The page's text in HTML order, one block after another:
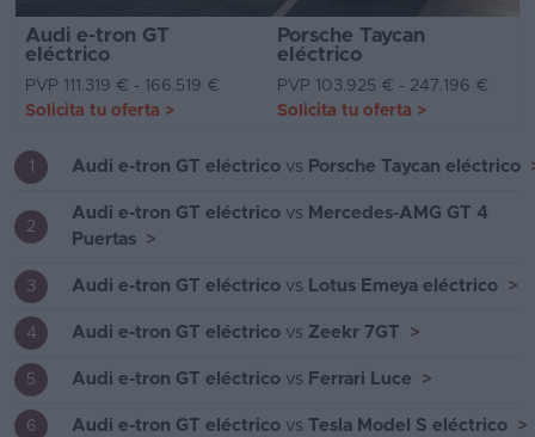
Audi e-tron GT
eléctrico
Porsche Taycan
eléctrico
PVP 111.319 € - 166.519 €
PVP 103.925 € - 247.196 €
Solicita tu oferta > Solicita tu oferta >
1 Audi e-tron GT eléctrico vs Porsche Taycan eléctrico
2
Audi e-tron GT eléctrico vs Mercedes-AMG GT 4
Puertas >
3 Audi e-tron GT eléctrico vs Lotus Emeya eléctrico >
4 Audi e-tron GT eléctrico vs Zeekr 7GT >
5 Audi e-tron GT eléctrico vs Ferrari Luce >
6 Audi e-tron GT eléctrico vs Tesla Model S eléctrico >